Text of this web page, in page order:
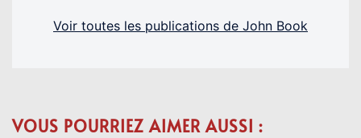
Voir toutes les publications de John Book
VOUS POURRIEZ AIMER AUSSI :